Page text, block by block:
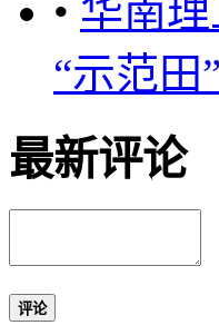
• 华南
“示范田
最新评论
评论